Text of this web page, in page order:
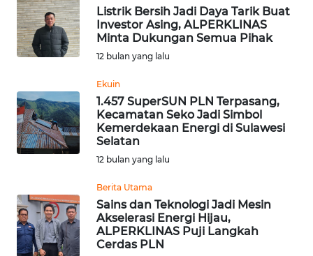
Listrik Bersih Jadi Daya Tarik Buat
Investor Asing, ALPERKLINAS
Minta Dukungan Semua Pihak
12 bulan yang lalu
Ekuin
1.457 SuperSUN PLN Terpasang,
Kecamatan Seko Jadi Simbol
Kemerdekaan Energi di Sulawesi
Selatan
12 bulan yang lalu
Berita Utama
Sains dan Teknologi Jadi Mesin
Akselerasi Energi Hijau,
ALPERKLINAS Puji Langkah
Cerdas PLN
WN
TAPANULI
TENGAH
SERDANG
WN
TEBING
WN
PAKPAK
WN